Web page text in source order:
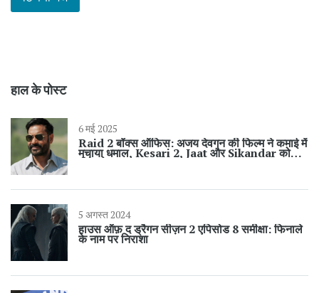
हाल के पोस्ट
6 मई 2025
Raid 2 बॉक्स ऑफिस: अजय देवगन की फिल्म ने कमाई में
मचाया धमाल, Kesari 2, Jaat और Sikandar को
पीछे छोड़ा
5 अगस्त 2024
हाउस ऑफ़ द ड्रैगन सीज़न 2 एपिसोड 8 समीक्षा: फिनाले
के नाम पर निराशा